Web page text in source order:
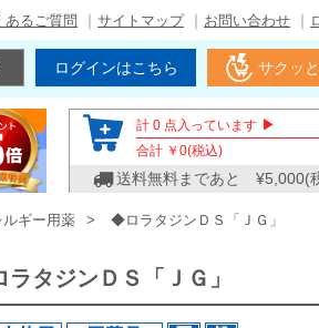
あるご質問 サイトマップ お問い合わせ
ログインはこちら サクッ
計 0 点入っています ▶
合計 ￥ 0(税込)
送料無料まであと ¥5,000(
ギー用薬 ◆ロラタジンＤＳ「ＪＧ」
タジンＤＳ「ＪＧ」